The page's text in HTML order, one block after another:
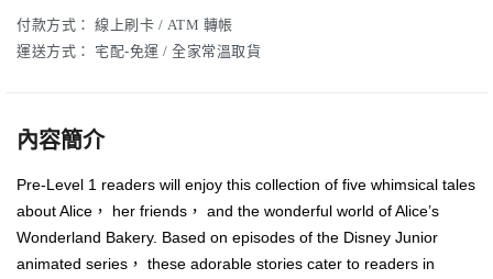
付款方式： 線上刷卡 / ATM 轉帳
運送方式：
宅配-免運 / 全家常溫取貨
內容簡介
Pre-Level 1 readers will enjoy this collection of five whimsical tales
about Alice， her friends， and the wonderful world of Alice’s
Wonderland Bakery. Based on episodes of the Disney Junior
animated series， these adorable stories cater to readers in